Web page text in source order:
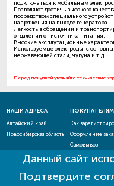
подключаться к мобильным
Позволяют достичь высокого
посредством специального
напряжения на выходе генератора.
Легкость в обращении и
отдалении от источника питания.
Высокие эксплутационные
Используемые электроды: с
нержавеющей стали, чугуна и т.д.
Перед покупкой уточняйте технические
Данный сайт
Подтвердите
НАШИ АДРЕСА
Алтайский край
Новосибирская область
ПОКУПАТЕЛЯМ
Как
Оформление
Самовывоз
Способы оплаты